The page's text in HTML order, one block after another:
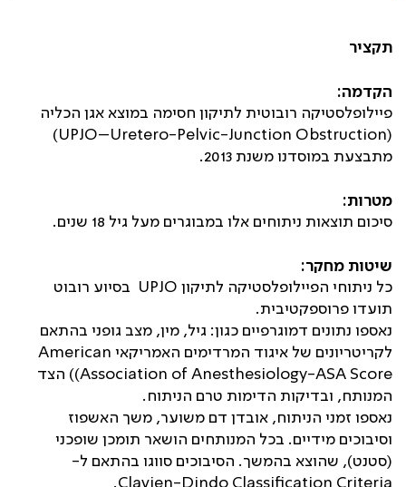
תקציר
הקדמה:
פיילופלסטיקה רובוטית לתיקון חסימה במוצא אגן הכליה
(UPJO–Uretero-Pelvic-Junction Obstruction)
מתבצעת במוסדנו משנת 2013.
מטרות:
סיכום תוצאות ניתוחים אלו במבוגרים מעל גיל 18 שנים.
שיטות מחקר:
כל ניתוחי הפיילופלסטיקה לתיקון UPJO
בסיוע רובוט
תועדו פרוספקטיבית.
נאספו נתונים דמוגרפיים כגון: גיל, מין, מצב גופני בהתאם
לקריטריונים של איגוד המרדימים האמריקאי American
Association of Anesthesiology-ASA Score)) הצד
המנותח, ובדיקות הדימות טרם הניתוח.
נאספו זמני הניתוח, אובדן דם משוער, משך האשפוז
וסיבוכים מידיים. בכל המנותחים הושאר תומכן שופכני
(סטנט), שהוצא בהמשך. הסיבוכים סווגו בהתאם ל-
Clavien-Dindo Classification Criteria
.